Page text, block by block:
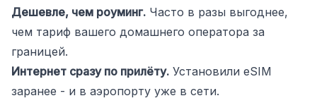
Дешевле, чем роуминг. Часто в разы выгоднее,
чем тариф вашего домашнего оператора за
границей.
Интернет сразу по прилёту. Установили eSIM
заранее - и в аэропорту уже в сети.